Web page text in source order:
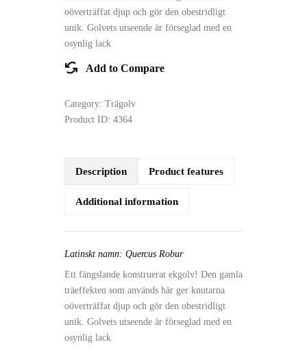
oöverträffat djup och gör den obestridligt
unik. Golvets utseende är förseglad med en
osynlig lack
Add to Compare
Category: Trägolv
Product ID: 4364
Description Product features
Additional information
Latinskt namn: Quercus Robur
Ett fängslande konstruerat ekgolv! Den gamla
träeffekten som används här ger knutarna
oöverträffat djup och gör den obestridligt
unik. Golvets utseende är förseglad med en
osynlig lack